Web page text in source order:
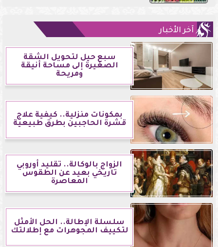
آخر الأخبار
سبع حيل لتحويل الشقة
الصغيرة إلى مساحة أنيقة
ومريحة
بمكونات منزلية.. كيفية علاج
قشرة الحاجبين بطرق طبيعية
الزواج بالوكالة.. تقليد أوروبي
تاريخي بعيد عن الطقوس
المعاصرة
سلسلة الإطالة.. الحل الأمثل
لتكييف المجوهرات مع إطلالتك